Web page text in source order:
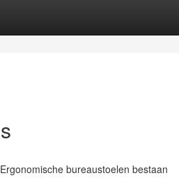
bureaustoelen bestaan